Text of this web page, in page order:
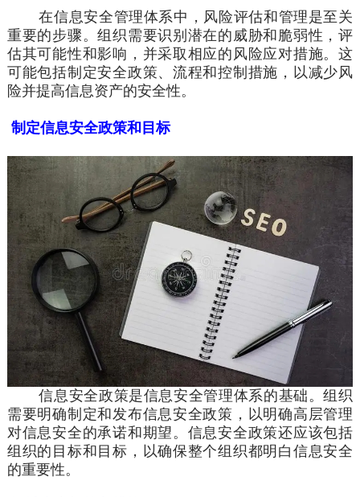
在信息安全管理体系中，风险评估和管理是至关
重要的步骤。组织需要识别潜在的威胁和脆弱性，评
估其可能性和影响，并采取相应的风险应对措施。这
可能包括制定安全政策、流程和控制措施，以减少风
险并提高信息资产的安全性。
制定信息安全政策和目标
信息安全政策是信息安全管理体系的基础。组织
需要明确制定和发布信息安全政策，以明确高层管理
对信息安全的承诺和期望。信息安全政策还应该包括
组织的目标和目标，以确保整个组织都明白信息安全
的重要性。